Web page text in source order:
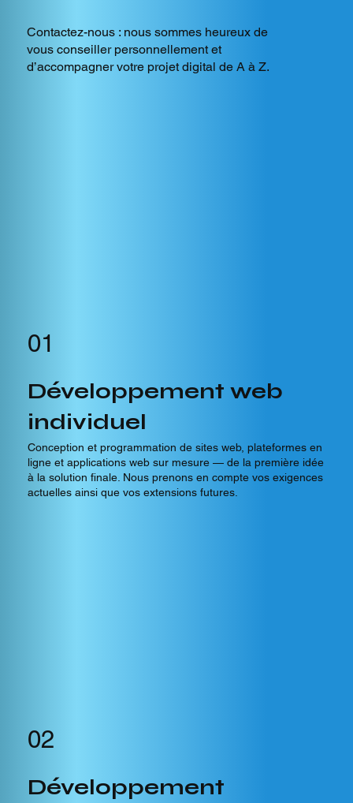
Contactez-nous : nous sommes heureux de
vous conseiller personnellement et
d’accompagner votre projet digital de A à Z.
01
Développement web
individuel
Conception et programmation de sites web, plateformes en
ligne et applications web sur mesure — de la première idée
à la solution finale. Nous prenons en compte vos exigences
actuelles ainsi que vos extensions futures.
02
Développement